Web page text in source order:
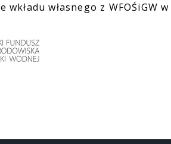
wkładu własnego z WFOŚiGW